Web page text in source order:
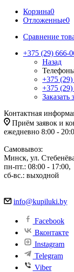
Корзина0
Отложенные0
Сравнение
+375 (29) 666-
Назад
+375
+375
Заказать
Контактная
Приём заявок и
ежедневно 8:00 -
Самовывоз:
Минск, ул.
пн-пт.: 08:00 - 17:00,
сб-вс.: выходной
info@kupiluki.by
Facebook
Вконтакте
Instagram
Telegram
Viber